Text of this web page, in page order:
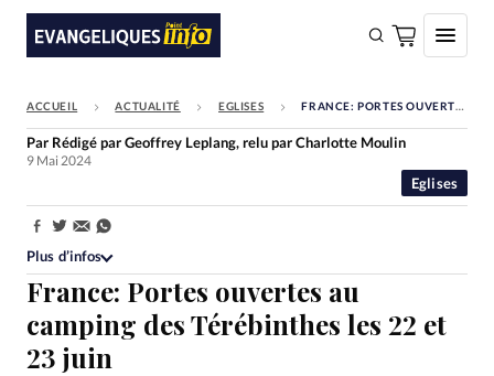
FAIRE UN DON
Faire un don
Eglises
Monde
Bible
Toute l'actualité
ACCUEIL ACTUALITÉ EGLISES FRANCE: PORTES OUVERTES AU CAMPING DES TÉRÉBINTHES LES 22 ET 23 JUIN
France: Portes ouvertes au
camping des Térébinthes les 22 et
23 juin
Eglises
Par Rédigé par Geoffrey Leplang, relu par Charlotte Moulin
9 Mai 2024
Partager:
Plus d’infos